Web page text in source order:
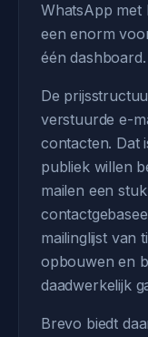
WhatsApp met
een enorm
één dashboard.
De
verstuurde e-
contacten. Dat
publiek willen
mailen een
mailinglijst van
opbouwen en
daadwerkelijk
Brevo biedt